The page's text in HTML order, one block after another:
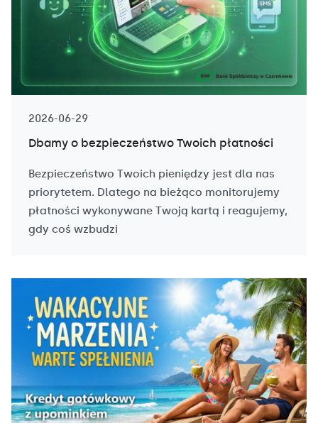
2026-06-29
Dbamy o bezpieczeństwo Twoich płatności
Bezpieczeństwo Twoich pieniędzy jest dla nas
priorytetem. Dlatego na bieżąco monitorujemy
płatności wykonywane Twoją kartą i reagujemy,
gdy coś wzbudzi